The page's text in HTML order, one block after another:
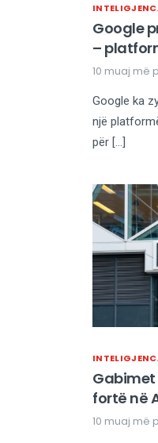
Google
–
10 muaj më
Google ka
një
për […]
Gabimet
fortë në
10 muaj më